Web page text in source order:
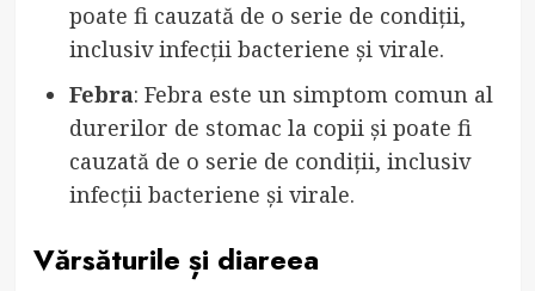
poate fi cauzată de o serie de condiții,
inclusiv infecții bacteriene și virale.
Febra: Febra este un simptom comun al
durerilor de stomac la copii și poate fi
cauzată de o serie de condiții, inclusiv
infecții bacteriene și virale.
Vărsăturile și diareea